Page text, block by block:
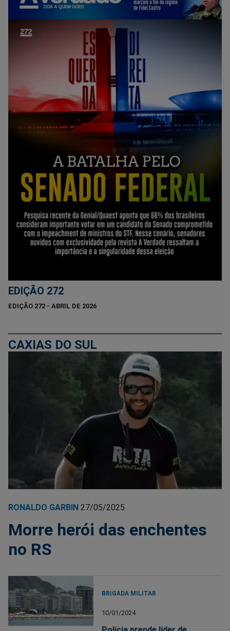
EDIÇÃO 272
EDIÇÃO 272 - ABRIL DE 2026
CAXIAS DO SUL
RONALDO GARBIN 27/05/2025
Morre herói das enchentes
no RS
BRIGADA MILITAR
10/01/2024